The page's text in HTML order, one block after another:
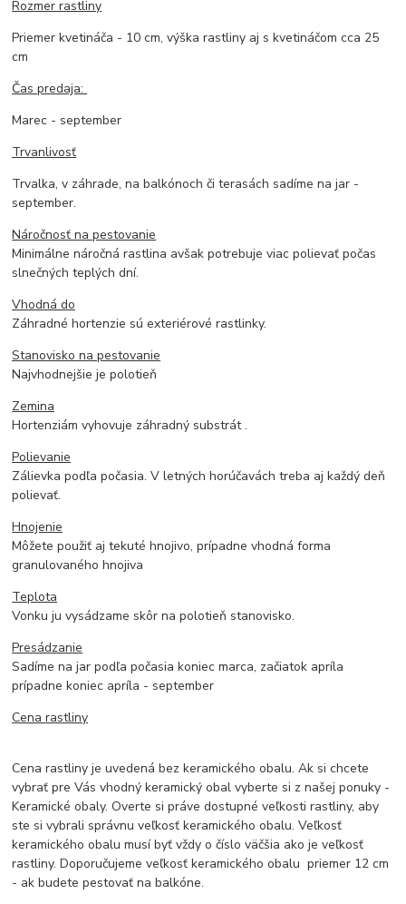
Rozmer rastliny
Priemer kvetináča - 10 cm, výška rastliny aj s kvetináčom cca 25
cm
Čas predaja:
Marec - september
Trvanlivosť
Trvalka, v záhrade, na balkónoch či terasách sadíme na jar -
september.
Náročnosť na pestovanie
Minimálne náročná rastlina avšak potrebuje viac polievať počas
slnečných teplých dní.
Vhodná do
Záhradné hortenzie sú exteriérové rastlinky.
Stanovisko na pestovanie
Najvhodnejšie je polotieň
Zemina
Hortenziám vyhovuje záhradný substrát .
Polievanie
Zálievka podľa počasia. V letných horúčavách treba aj každý deň
polievať.
Hnojenie
Môžete použiť aj tekuté hnojivo, prípadne vhodná forma
granulovaného hnojiva
Teplota
Vonku ju vysádzame skôr na polotieň stanovisko.
Presádzanie
Sadíme na jar podľa počasia koniec marca, začiatok apríla
prípadne koniec apríla - september
Cena rastliny
Cena rastliny je uvedená bez keramického obalu. Ak si chcete
vybrať pre Vás vhodný keramický obal vyberte si z našej ponuky -
Keramické obaly. Overte si práve dostupné veľkosti rastliny, aby
ste si vybrali správnu veľkosť keramického obalu. Veľkosť
keramického obalu musí byť vždy o číslo väčšia ako je veľkosť
rastliny. Doporučujeme veľkosť keramického obalu priemer 12 cm
- ak budete pestovať na balkóne.